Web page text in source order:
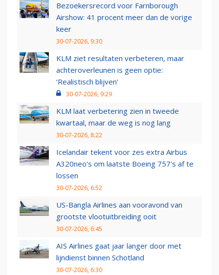
Bezoekersrecord voor Farnborough
Airshow: 41 procent meer dan de vorige
keer
30-07-2026, 9:30
KLM ziet resultaten verbeteren, maar
achteroverleunen is geen optie:
‘Realistisch blijven’
30-07-2026, 9:29
KLM laat verbetering zien in tweede
kwartaal, maar de weg is nog lang
30-07-2026, 8:22
Icelandair tekent voor zes extra Airbus
A320neo's om laatste Boeing 757's af te
lossen
30-07-2026, 6:52
US-Bangla Airlines aan vooravond van
grootste vlootuitbreiding ooit
30-07-2026, 6:45
AIS Airlines gaat jaar langer door met
lijndienst binnen Schotland
30-07-2026, 6:30